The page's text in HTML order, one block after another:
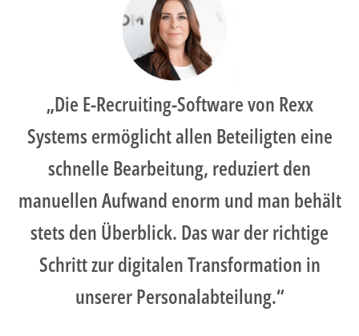
„Die E-Recruiting-Software von Rexx
Systems ermöglicht allen Beteiligten eine
schnelle Bearbeitung, reduziert den
manuellen Aufwand enorm und man behält
stets den Überblick. Das war der richtige
Schritt zur digitalen Transformation in
unserer Personalabteilung.“